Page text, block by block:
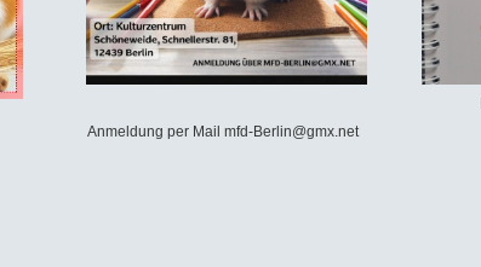
Anmeldung per Mail mfd-Berlin@gmx.net